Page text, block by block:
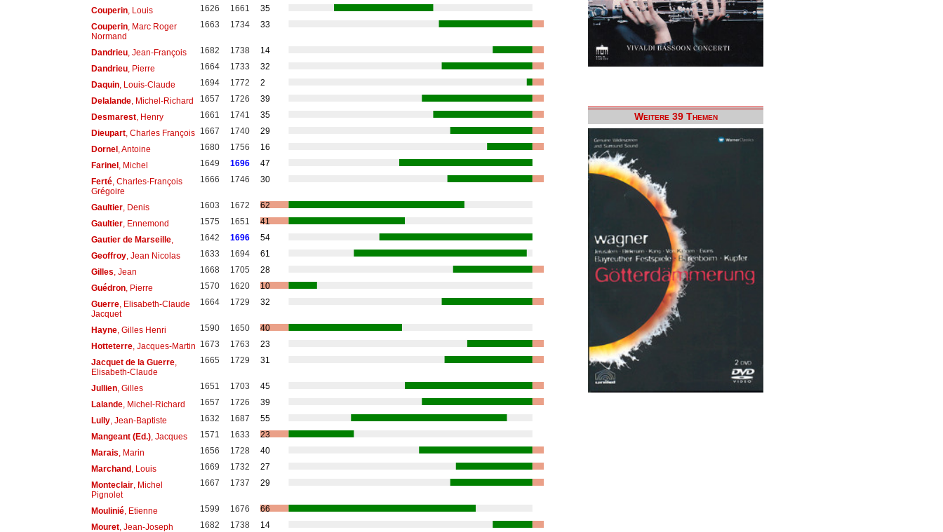
Couperin, Louis 1626 1661
35
Couperin, Marc Roger
Normand
1663 1734 33
Dandrieu, Jean-François 1682 1738
14
Dandrieu, Pierre 1664 1733
32
Daquin, Louis-Claude 1694 1772
2
Delalande, Michel-Richard 1657 1726
39
Desmarest, Henry 1661 1741
35
Dieupart, Charles François 1667 1740
29
Dornel, Antoine 1680 1756
16
Farinel, Michel 1649 1696
47
Ferté, Charles-François
Grégoire
1666 1746 30
Gaultier, Denis 1603 1672
62
Gaultier, Ennemond 1575 1651
41
Gautier de Marseille, 1642 1696
54
Geoffroy, Jean Nicolas 1633 1694
61
Gilles , Jean 1668 1705
28
Guédron, Pierre 1570 1620
10
Guerre, Elisabeth-Claude
Jacquet
1664 1729 32
Hayne, Gilles Henri 1590 1650
40
Hotteterre, Jacques-Martin 1673 1763
23
Jacquet de la Guerre,
Elisabeth-Claude
1665 1729 31
Jullien, Gilles 1651 1703
45
Lalande, Michel-Richard 1657 1726
39
Lully, Jean-Baptiste 1632 1687
55
Mangeant (Ed.), Jacques 1571 1633
23
Marais , Marin 1656 1728
40
Marchand, Louis 1669 1732
27
Monteclair, Michel
Pignolet
1667 1737 29
Moulinié, Etienne 1599 1676
66
Mouret, Jean-Joseph 1682 1738 14
Weitere 39 Themen